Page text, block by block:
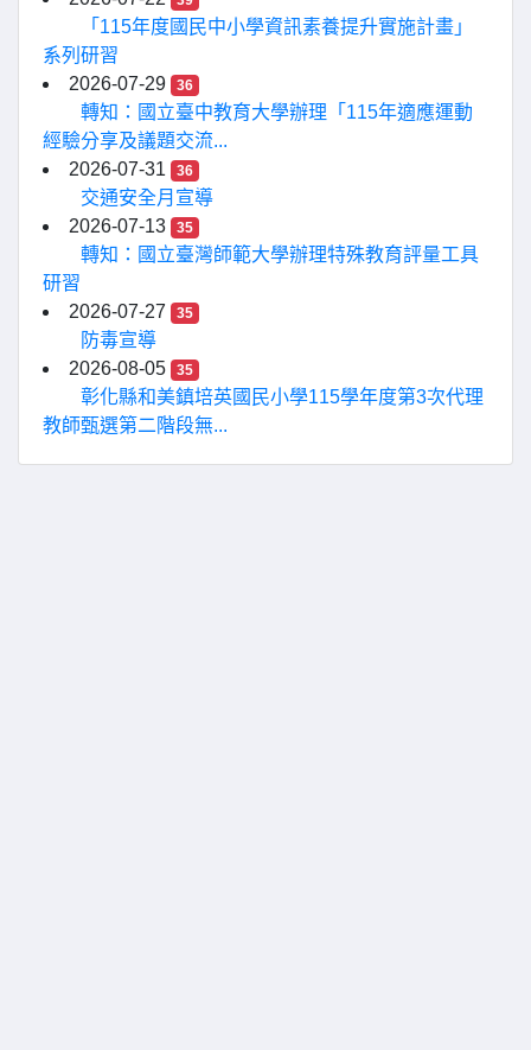
「115年度國民中小學資訊素養提升實施計畫」
系列研習
2026-07-29
36
轉知：國立臺中教育大學辦理「115年適應運動
經驗分享及議題交流...
2026-07-31
36
交通安全月宣導
2026-07-13
35
轉知：國立臺灣師範大學辦理特殊教育評量工具
研習
2026-07-27
35
防毒宣導
2026-08-05
35
彰化縣和美鎮培英國民小學115學年度第3次代理
教師甄選第二階段無...